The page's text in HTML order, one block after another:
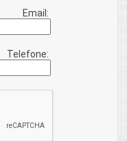
Email:
Telefone: